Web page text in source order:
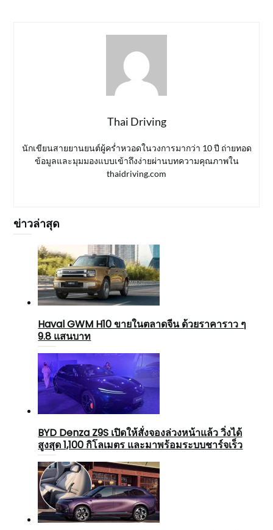
Thai Driving
นักเขียนสายยานยนต์ผู้คร่ำหวอดในวงการมากว่า 10 ปี ถ่ายทอด
ข้อมูลและมุมมองแบบเข้าถึงง่ายผ่านบทความคุณภาพใน
thaidriving.com
ข่าวล่าสุด
Haval GWM H10 ขายในตลาดจีน ด้วยราคาราว ๆ
9.8 แสนบาท
BYD Denza Z9S เปิดให้สั่งจองล่วงหน้าแล้ว วิ่งได้
สูงสุด 1,100 กิโลเมตร และมาพร้อมระบบชาร์จเร็ว